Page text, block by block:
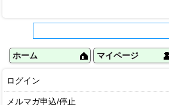
ホーム マイページ
ログイン
メルマガ申込/停止